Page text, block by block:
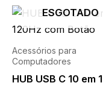
ESGOTADO
Acessórios para
Computadores
HUB USB C 10 em 1